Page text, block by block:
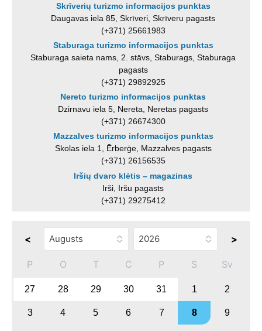
Skrīverių turizmo informacijos punktas
Daugavas iela 85, Skrīveri, Skrīveru pagasts
(+371) 25661983
Staburaga turizmo informacijos punktas
Staburaga saieta nams, 2. stāvs, Staburags, Staburaga
pagasts
(+371) 29892925
Nereto turizmo informacijos punktas
Dzirnavu iela 5, Nereta, Neretas pagasts
(+371) 26674300
Mazzalves turizmo informacijos punktas
Skolas iela 1, Ērberģe, Mazzalves pagasts
(+371) 26156535
Iršių dvaro klėtis – magazinas
Irši, Iršu pagasts
(+371) 29275412
< >
P O T C P S Sv
27 28 29 30 31 1 2
3 4 5 6 7 8 9